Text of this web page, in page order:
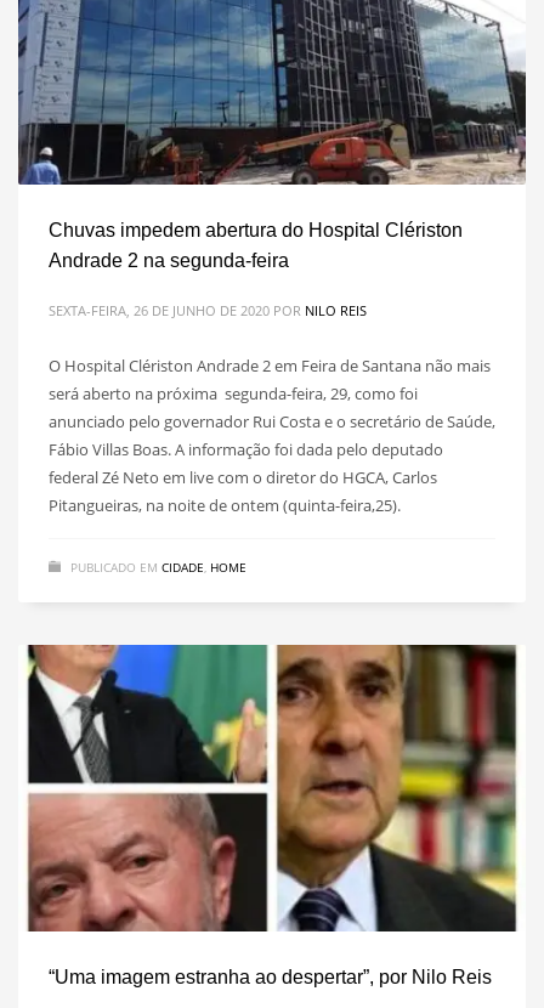
Chuvas impedem abertura do Hospital Clériston
Andrade 2 na segunda-feira
SEXTA-FEIRA, 26 DE JUNHO DE 2020 POR NILO REIS
O Hospital Clériston Andrade 2 em Feira de Santana não mais
será aberto na próxima segunda-feira, 29, como foi
anunciado pelo governador Rui Costa e o secretário de Saúde,
Fábio Villas Boas. A informação foi dada pelo deputado
federal Zé Neto em live com o diretor do HGCA, Carlos
Pitangueiras, na noite de ontem (quinta-feira,25).
PUBLICADO EM CIDADE, HOME
“Uma imagem estranha ao despertar”, por Nilo Reis